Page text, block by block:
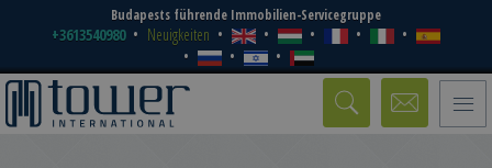
Budapests führende Immobilien-Servicegruppe
+3613540980 Neuigkeiten
Toggle